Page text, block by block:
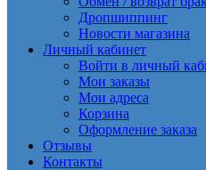
Дропшиппинг
Новости магазина
Личный кабинет
Войти в личный
Мои заказы
Мои адреса
Корзина
Оформление заказа
Отзывы
Контакты